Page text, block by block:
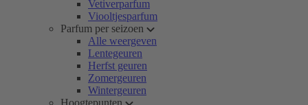
Vetiverparfum
Viooltjesparfum
Parfum per seizoen
Alle weergeven
Lentegeuren
Herfst geuren
Zomergeuren
Wintergeuren
Hoogtepunten